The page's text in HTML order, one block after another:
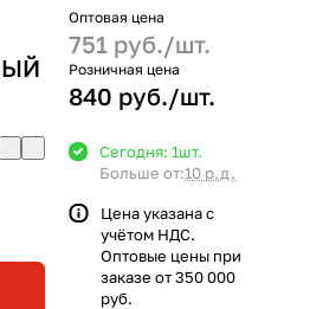
Оптовая цена
751 руб./шт.
Розничная цена
840 руб./шт.
Сегодня: 1шт.
Больше от:10 р.д.
Цена указана с
учётом НДС.
Оптовые цены при
заказе от 350 000
руб.